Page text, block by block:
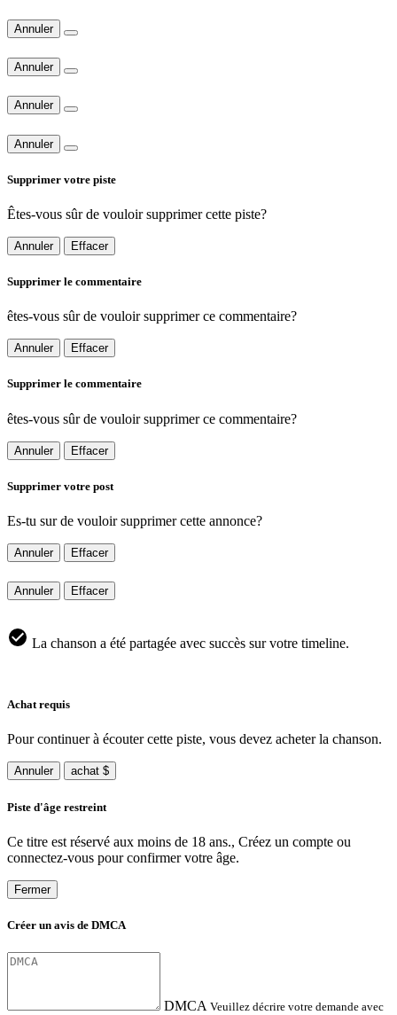
Annuler
Annuler
Annuler
Annuler
Supprimer votre piste
Êtes-vous sûr de vouloir supprimer cette piste?
Annuler Effacer
Supprimer le commentaire
êtes-vous sûr de vouloir supprimer ce commentaire?
Annuler Effacer
Supprimer le commentaire
êtes-vous sûr de vouloir supprimer ce commentaire?
Annuler Effacer
Supprimer votre post
Es-tu sur de vouloir supprimer cette annonce?
Annuler Effacer
Annuler Effacer
La chanson a été partagée avec succès sur votre timeline.
Achat requis
Pour continuer à écouter cette piste, vous devez acheter la chanson.
Annuler achat $
Piste d'âge restreint
Ce titre est réservé aux moins de 18 ans., Créez un compte ou
connectez-vous pour confirmer votre âge.
Fermer
Créer un avis de DMCA
DMCA Veuillez décrire votre demande avec